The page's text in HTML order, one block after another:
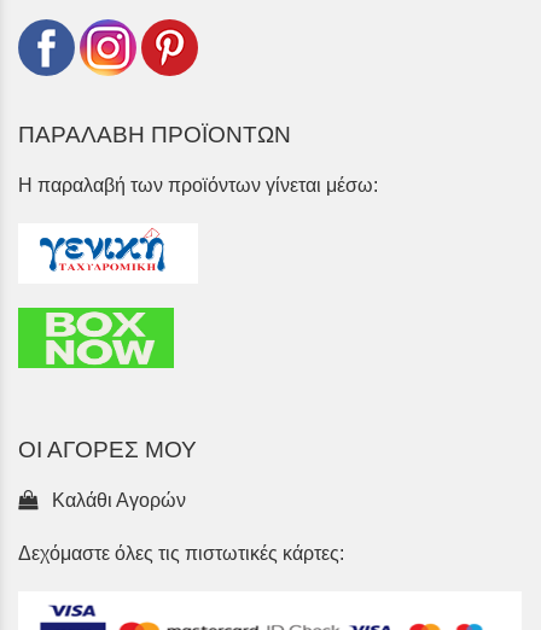
ΠΑΡΑΛΑΒΗ ΠΡΟΪΟΝΤΩΝ
Η παραλαβή των προϊόντων γίνεται μέσω:
ΟΙ ΑΓΟΡΕΣ ΜΟΥ
Καλάθι Αγορών
Δεχόμαστε όλες τις πιστωτικές κάρτες: